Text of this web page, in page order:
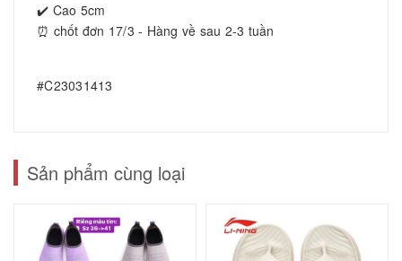
✔️ Cao 5cm
⏰ chốt đơn 17/3 - Hàng về sau 2-3 tuần
#C23031413
Sản phẩm cùng loại